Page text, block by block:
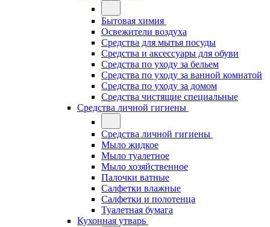
Бытовая химия
Освежители воздуха
Средства для мытья посуды
Средства и аксессуары для обуви
Средства по уходу за бельем
Средства по уходу за ванной комнатой
Средства по уходу за домом
Средства чистящие специальные
Средства личной гигиены
Средства личной гигиены
Мыло жидкое
Мыло туалетное
Мыло хозяйственное
Палочки ватные
Салфетки влажные
Салфетки и полотенца
Туалетная бумага
Кухонная утварь